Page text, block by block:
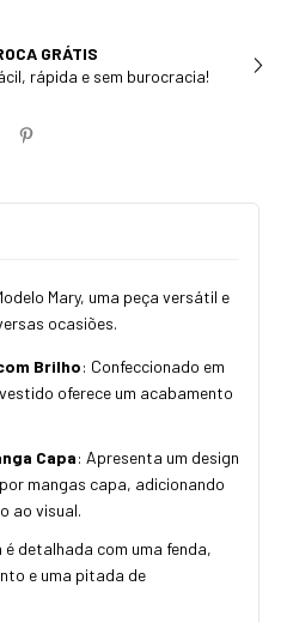
TODO BRASIL
rápido em até 24h
Mary, uma peça versátil e
ocasiões.
Brilho: Confeccionado em
oferece um acabamento
Capa: Apresenta um design
mangas capa, adicionando
ao visual.
é detalhada com uma fenda,
e uma pitada de